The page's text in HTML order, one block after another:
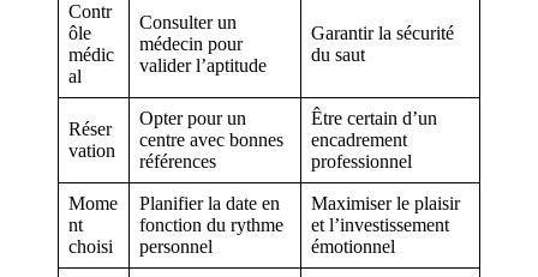
Contr
ôle
médic
al
Consulter un
médecin pour
valider l’aptitude
Garantir la sécurité
du saut
Réser
vation
Opter pour un
centre avec bonnes
références
Être certain d’un
encadrement
professionnel
Mome
nt
choisi
Planifier la date en
fonction du rythme
personnel
Maximiser le plaisir
et l’investissement
émotionnel